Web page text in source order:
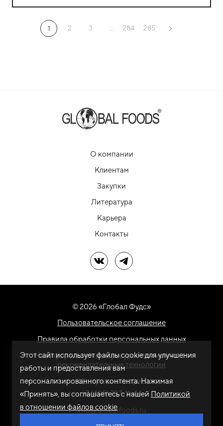
1 2 3 ... 284 285
О компании
Клиентам
Закупки
Литература
Карьера
Контакты
Мы в ВКМы в Telegram
© 2026 «Глобал Фудс»
Пользовательское соглашение
Правила обработки персональных данных
На информационном ресурсе применяются
рекомендательные технологии
Центральный офис
+7 (495) 787-11-44
info@globalfoods.ru
Этот сайт использует файлы cookie для улучшения
работы и предоставления вам
персонализированного контента. Нажимая
«Принять», вы соглашаетесь с нашей Политикой
в отношении файлов cookie